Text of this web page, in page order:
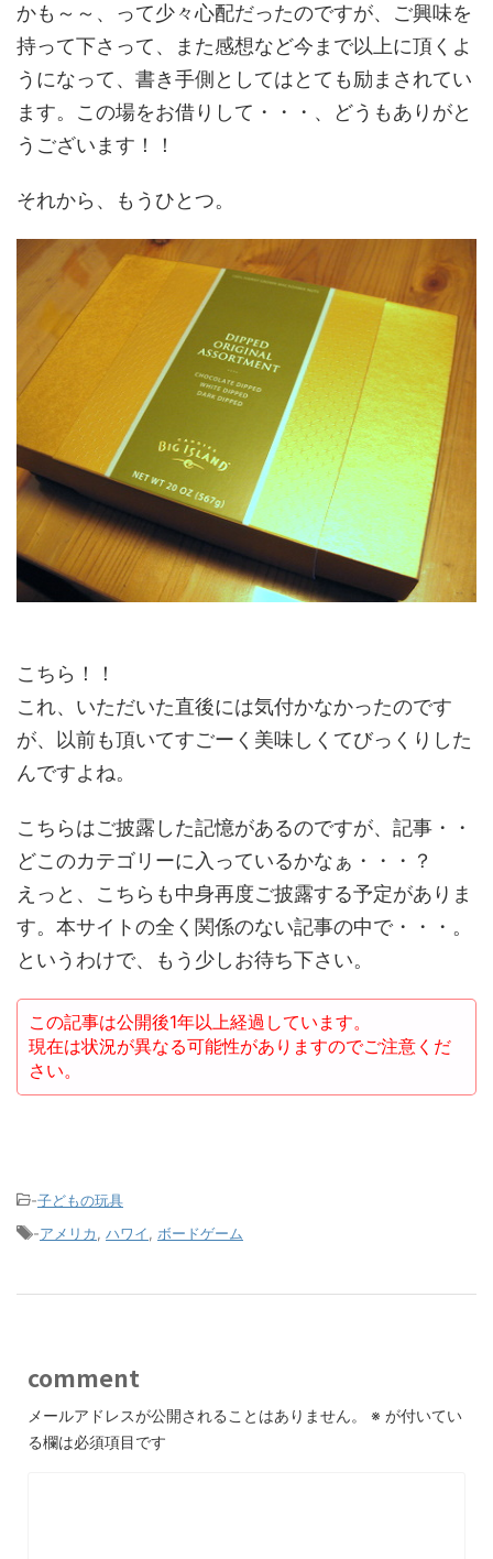
かも～～、って少々心配だったのですが、ご興味を
持って下さって、また感想など今まで以上に頂くよ
うになって、書き手側としてはとても励まされてい
ます。この場をお借りして・・・、どうもありがと
うございます！！
それから、もうひとつ。
こちら！！
これ、いただいた直後には気付かなかったのです
が、以前も頂いてすごーく美味しくてびっくりした
んですよね。
こちらはご披露した記憶があるのですが、記事・・
どこのカテゴリーに入っているかなぁ・・・？
えっと、こちらも中身再度ご披露する予定がありま
す。本サイトの全く関係のない記事の中で・・・。
というわけで、もう少しお待ち下さい。
この記事は公開後1年以上経過しています。
現在は状況が異なる可能性がありますのでご注意くだ
さい。
-子どもの玩具
-アメリカ ハワイ ボードゲーム
comment
メールアドレスが公開されることはありません。 ※ が付いてい
る欄は必須項目です